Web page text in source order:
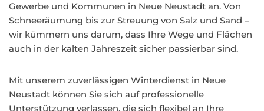
Gewerbe und Kommunen in Neue Neustadt an. Von
Schneeräumung bis zur Streuung von Salz und Sand –
wir kümmern uns darum, dass Ihre Wege und Flächen
auch in der kalten Jahreszeit sicher passierbar sind.
Mit unserem zuverlässigen Winterdienst in Neue
Neustadt können Sie sich auf professionelle
Unterstützung verlassen, die sich flexibel an Ihre